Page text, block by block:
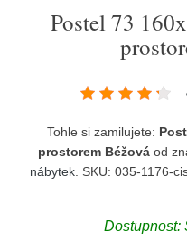
Postel 73
Tohle si zamilujete:
prostorem Béžová od
nábytek. SKU: 035-1176-
Dostupnost: